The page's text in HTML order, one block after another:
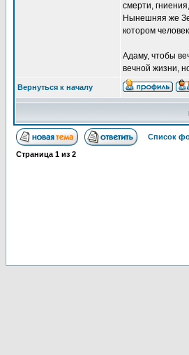
смерти,
Нынешняя же
котором
Адаму, чтобы
вечной жизни,
Вернуться к началу
Список
Страница 1 из 2